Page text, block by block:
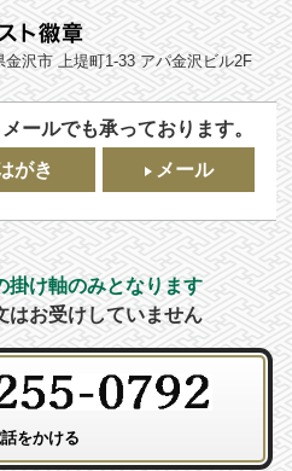
金沢市 上堤町1-33 アパ金沢ビル2F
ールでも承っております。
がき メール
掛け軸のみとなります
お受けしていません